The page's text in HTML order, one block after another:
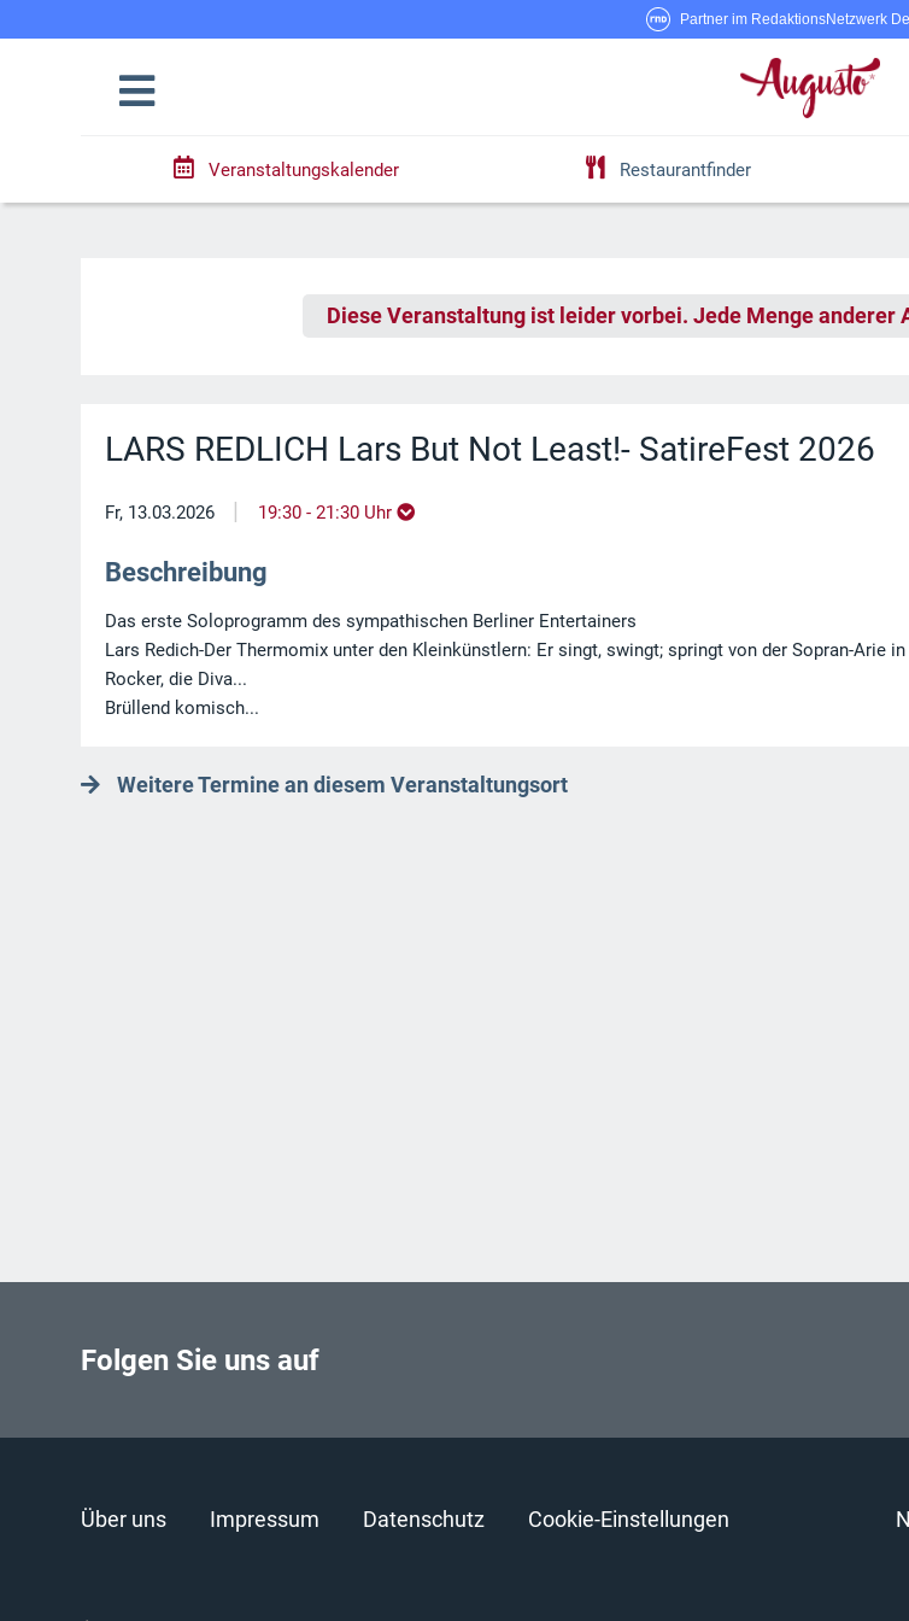
Partner im RedaktionsNetzwerk
Veranstaltungskalender Restaurantfinder
Diese Veranstaltung ist leider vorbei. Jede Menge anderer
LARS REDLICH Lars But Not Least!- SatireFest 2026
Fr, 13.03.2026 | 19:30 - 21:30 Uhr
Beschreibung
Das erste Soloprogramm des sympathischen Berliner Entertainers
Lars Redich-Der Thermomix unter den Kleinkünstlern: Er singt, swingt; springt von der Sopran-Arie
Rocker, die Diva...
Brüllend komisch...
Weitere Termine an diesem Veranstaltungsort
Folgen Sie uns auf
Über uns Impressum Datenschutz Cookie-Einstellungen